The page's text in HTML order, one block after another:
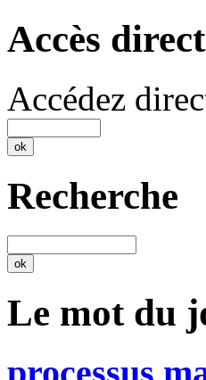
Accès direct
Accédez
Recherche
Le mot du